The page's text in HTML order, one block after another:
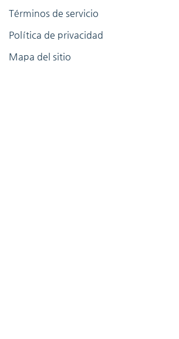
Términos de servicio
Política de privacidad
Mapa del sitio